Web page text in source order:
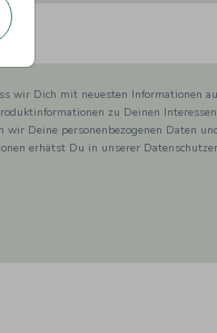
Dich mit neuesten Informationen
zu Deinen
wir Deine personenbezogenen Daten
erhätst Du in unserer